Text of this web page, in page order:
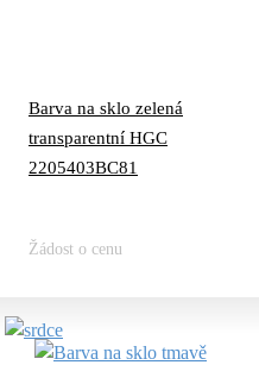
Barva na sklo zelená
transparentní HGC
2205403BC81
Žádost o cenu